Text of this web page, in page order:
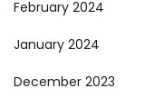
February 2024
January 2024
December 2023